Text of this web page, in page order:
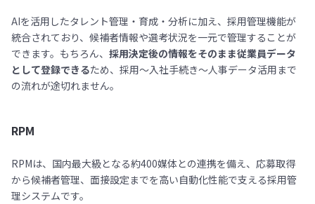
AIを活用したタレント管理・育成・分析に加え、採用管理機能が
統合されており、候補者情報や選考状況を一元で管理することが
できます。もちろん、 採用決定後の情報をそのまま従業員データ
として登録できるため、採用〜入社手続き〜人事データ活用まで
の流れが途切れません。
RPM
RPMは、国内最大級となる約400媒体との連携を備え、応募取得
から候補者管理、面接設定までを高い自動化性能で支える採用管
理システムです。